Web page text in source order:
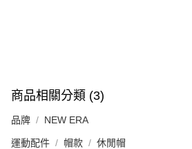
商品相關分類 (3)
品牌 NEW ERA
運動配件 帽款 休閒帽